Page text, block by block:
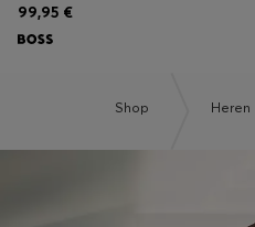
99,95 €
Shop Heren